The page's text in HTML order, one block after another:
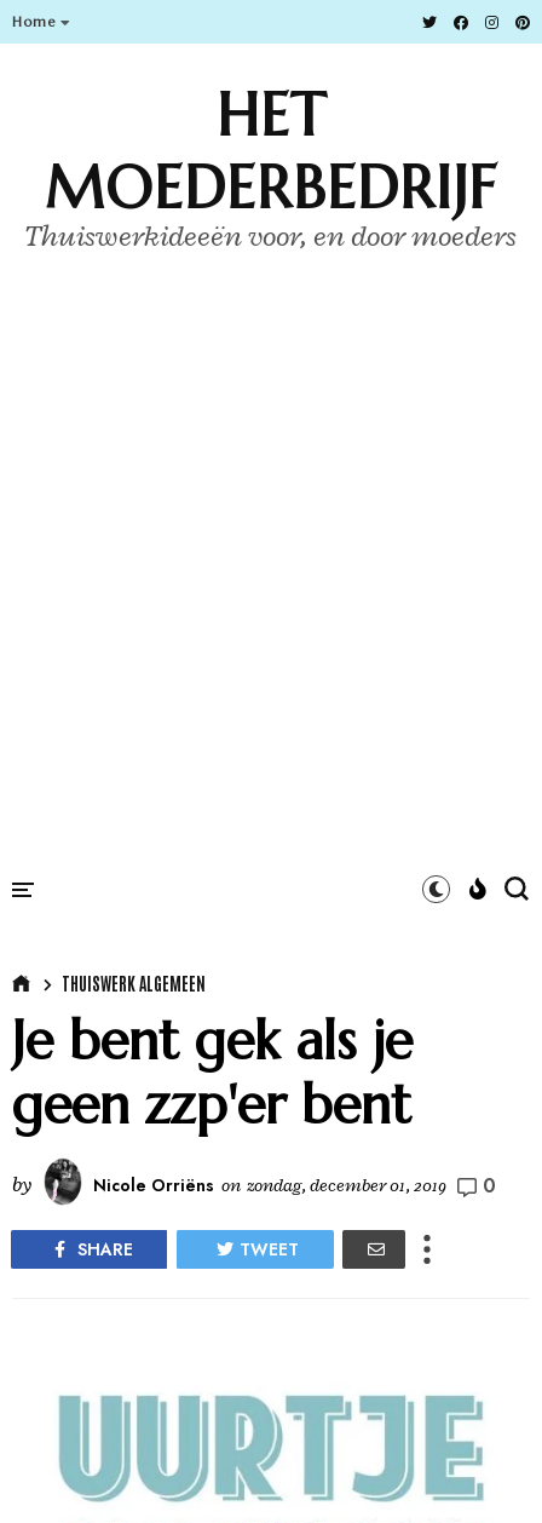
Home
HET
MOEDERBEDRIJF
Thuiswerkideeën voor, en door moeders
THUISWERK ALGEMEEN
Je bent gek als je
geen zzp'er bent
by Nicole Orriëns on zondag, december 01, 2019 0
SHARE TWEET